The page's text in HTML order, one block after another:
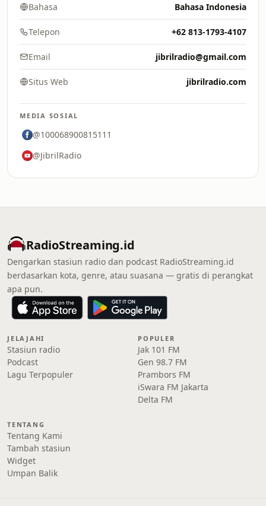
Bahasa Bahasa Indonesia
Telepon +62 813-1793-4107
Email jibrilradio@gmail.com
Situs Web jibrilradio.com
MEDIA SOSIAL
@100068900815111
@JibrilRadio
RadioStreaming.id
Dengarkan stasiun radio dan podcast RadioStreaming.id
berdasarkan kota, genre, atau suasana — gratis di perangkat
apa pun.
JELAJAHI
Stasiun radio
Podcast
Lagu Terpopuler
POPULER
Jak 101 FM
Gen 98.7 FM
Prambors FM
iSwara FM Jakarta
Delta FM
TENTANG
Tentang Kami
Tambah stasiun
Widget
Umpan Balik